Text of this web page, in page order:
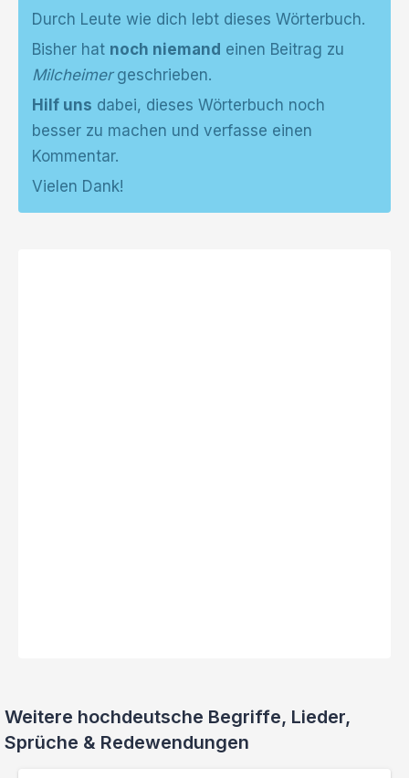
Durch Leute wie dich lebt dieses Wörterbuch.
Bisher hat noch niemand einen Beitrag zu
Milcheimergeschrieben.
Hilf uns dabei, dieses Wörterbuch noch
besser zu machen und verfasse einen
Kommentar.
Vielen Dank!
Weitere hochdeutsche Begriffe, Lieder,
Sprüche & Redewendungen